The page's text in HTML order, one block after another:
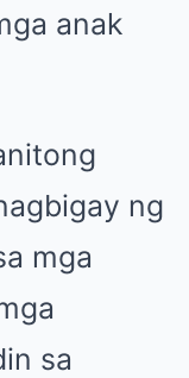
anak
ng
mga
sa